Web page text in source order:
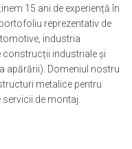
15 ani de experiență în
reprezentativ de
industria
construcții industriale și
apărării). Domeniul nostru
metalice pentru
de montaj.